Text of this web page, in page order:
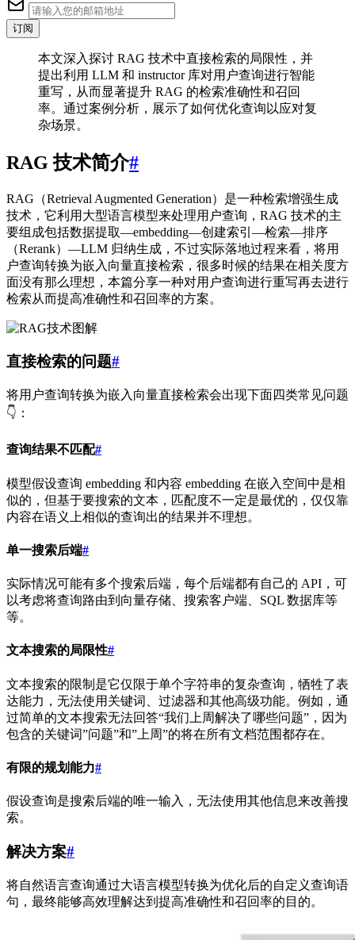
订阅
本文深入探讨 RAG 技术中直接检索的局限性，并
提出利用 LLM 和 instructor 库对用户查询进行智能
重写，从而显著提升 RAG 的检索准确性和召回
率。通过案例分析，展示了如何优化查询以应对复
杂场景。
RAG 技术简介#
RAG（Retrieval Augmented Generation）是一种检索增强生成
技术，它利用大型语言模型来处理用户查询，RAG 技术的主
要组成包括数据提取—embedding—创建索引—检索—排序
（Rerank）—LLM 归纳生成，不过实际落地过程来看，将用
户查询转换为嵌入向量直接检索，很多时候的结果在相关度方
面没有那么理想，本篇分享一种对用户查询进行重写再去进行
检索从而提高准确性和召回率的方案。
直接检索的问题#
将用户查询转换为嵌入向量直接检索会出现下面四类常见问题
👇：
查询结果不匹配#
模型假设查询 embedding 和内容 embedding 在嵌入空间中是相
似的，但基于要搜索的文本，匹配度不一定是最优的，仅仅靠
内容在语义上相似的查询出的结果并不理想。
单一搜索后端#
实际情况可能有多个搜索后端，每个后端都有自己的 API，可
以考虑将查询路由到向量存储、搜索客户端、SQL 数据库等
等。
文本搜索的局限性#
文本搜索的限制是它仅限于单个字符串的复杂查询，牺牲了表
达能力，无法使用关键词、过滤器和其他高级功能。例如，通
过简单的文本搜索无法回答“我们上周解决了哪些问题”，因为
包含的关键词”问题”和”上周”的将在所有文档范围都存在。
有限的规划能力#
假设查询是搜索后端的唯一输入，无法使用其他信息来改善搜
索。
解决方案#
将自然语言查询通过大语言模型转换为优化后的自定义查询语
句，最终能够高效理解达到提高准确性和召回率的目的。